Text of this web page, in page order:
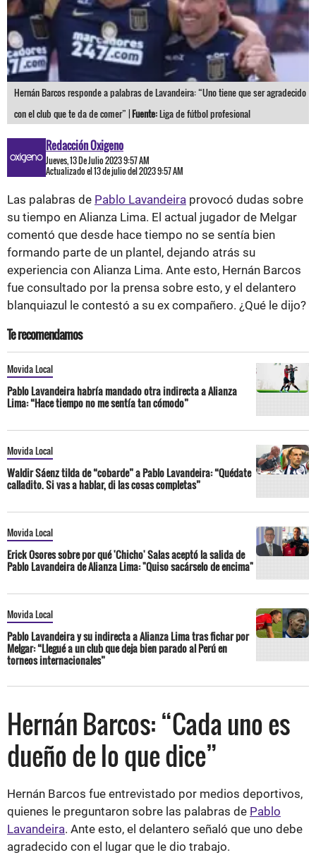
Hernán Barcos responde a palabras de Lavandeira: “Uno tiene que ser agradecido
con el club que te da de comer” |Fuente:Liga de fútbol profesional
Redacción Oxigeno
Jueves, 13 De Julio 2023 9:57 AM
Actualizado el 13 de julio del 2023 9:57 AM
Las palabras de Pablo Lavandeira provocó dudas sobre
su tiempo en Alianza Lima. El actual jugador de Melgar
comentó que desde hace tiempo no se sentía bien
formando parte de un plantel, dejando atrás su
experiencia con Alianza Lima. Ante esto, Hernán Barcos
fue consultado por la prensa sobre esto, y el delantero
blanquiazul le contestó a su ex compañero. ¿Qué le dijo?
Te recomendamos
Movida Local
Pablo Lavandeira habría mandado otra indirecta a Alianza
Lima: “Hace tiempo no me sentía tan cómodo”
Movida Local
Waldir Sáenz tilda de “cobarde” a Pablo Lavandeira: “Quédate
calladito. Si vas a hablar, di las cosas completas”
Movida Local
Erick Osores sobre por qué 'Chicho' Salas aceptó la salida de
Pablo Lavandeira de Alianza Lima: "Quiso sacárselo de encima"
Movida Local
Pablo Lavandeira y su indirecta a Alianza Lima tras fichar por
Melgar: “Llegué a un club que deja bien parado al Perú en
torneos internacionales”
Hernán Barcos: “Cada uno es
dueño de lo que dice”
Hernán Barcos fue entrevistado por medios deportivos,
quienes le preguntaron sobre las palabras de Pablo
Lavandeira. Ante esto, el delantero señaló que uno debe
agradecido con el lugar que le dio trabajo.